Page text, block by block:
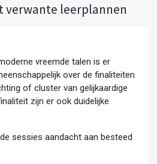
verwante leerplannen
vreemde talen is er
over de finaliteiten
of cluster van gelijkaardige
zijn er ook duidelijke
sessies aandacht aan besteed